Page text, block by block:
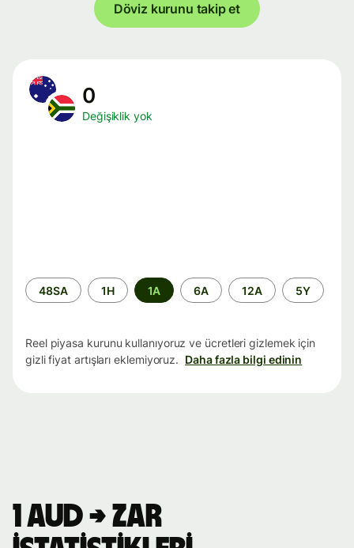
Döviz kurunu takip et
0
Değişiklik yok
Zaman
aralığı
48SA 1H 1A 6A 12A 5Y
Reel piyasa kurunu kullanıyoruz ve ücretleri gizlemek için
gizli fiyat artışları eklemiyoruz. Daha fazla bilgi edinin
1 AUD → ZAR